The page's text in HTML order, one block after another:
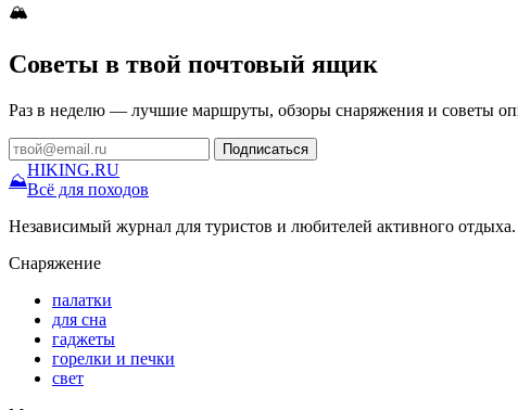
🏔
Советы в твой почтовый ящик
Раз в неделю — лучшие маршруты, обзоры снаряжения и советы
Подписаться
⛰
HIKING.RU
Всё для походов
Независимый журнал для туристов и любителей активного отдыха.
Снаряжение
палатки
для сна
гаджеты
горелки и печки
свет